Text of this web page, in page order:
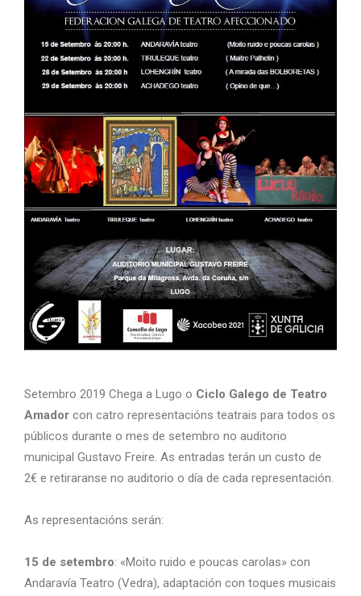
Setembro 2019 Chega a Lugo o Ciclo Galego de Teatro
Amador con catro representacións teatrais para todos os
públicos durante o mes de setembro no auditorio
municipal Gustavo Freire. As entradas terán un custo de
2€ e retiraranse no auditorio o día de cada representación.
As representacións serán:
15 de setembro: «Moito ruido e poucas carolas» con
Andaravía Teatro (Vedra), adaptación con toques musicais